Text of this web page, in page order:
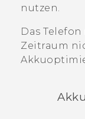
nutzen.
Das
Zeitraum